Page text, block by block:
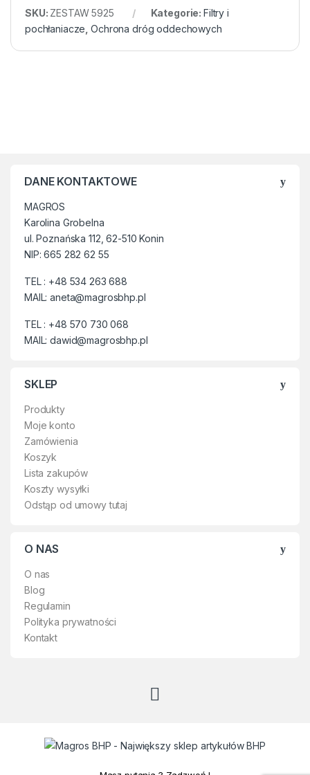
SKU: ZESTAW 5925 Kategorie: Filtry i
pochłaniacze ,Ochrona dróg oddechowych
DANE KONTAKTOWE
MAGROS
Karolina Grobelna
ul. Poznańska 112, 62-510 Konin
NIP: 665 282 62 55
TEL : +48 534 263 688
MAIL: aneta@magrosbhp.pl
TEL : +48 570 730 068
MAIL: dawid@magrosbhp.pl
SKLEP
Produkty
Moje konto
Zamówienia
Koszyk
Lista zakupów
Koszty wysyłki
Odstąp od umowy tutaj
O NAS
O nas
Blog
Regulamin
Polityka prywatności
Kontakt